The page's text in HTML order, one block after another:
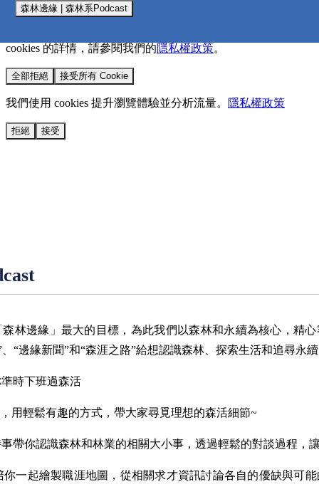
我們使用 cookies 來提升您的瀏覽體驗並分析網站流量。
cookies 的詳情，請參閱我們的隱私權政策。
全部拒絕 接受所有 Cookie
我們使用 cookies 提升瀏覽體驗並分析流量。 隱私權政策
拒絕 接受
森林邊緣 | 森林系Podcast
林邊緣」最大的目標，為此我們以森林和永續為核心，精
“邊緣新聞”和“森涯之路”給想認識森林、探索生活和追尋永
時下班過森活
用輕鬆有趣的方式，帶大家尋覓理想的森活細節~
事帶你認識森林和林業的相關大小事，透過輕鬆的對談過程，
你一起繪製職涯地圖，從相關求才資訊討論各自的優缺與可